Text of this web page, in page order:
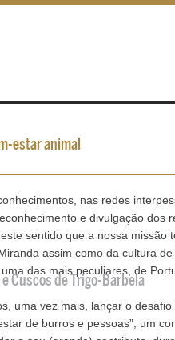
estar animal
nas redes
e divulgação dos
sentido que a nossa missão
assim como da cultura
das mais peculiares, de
uma vez mais, lançar o
de burros e pessoas”, um
Cuscos de Trigo-Barbela